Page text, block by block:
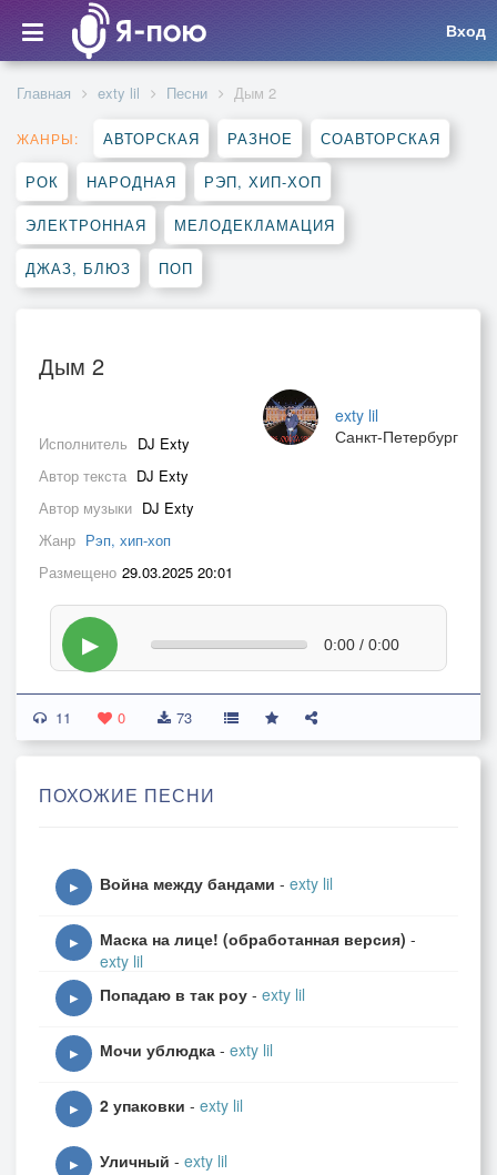
Вход
Главная exty lil Песни Дым 2
ЖАНРЫ: АВТОРСКАЯ РАЗНОЕ СОАВТОРСКАЯ
РОК НАРОДНАЯ РЭП, ХИП-ХОП
ЭЛЕКТРОННАЯ МЕЛОДЕКЛАМАЦИЯ
ДЖАЗ, БЛЮЗ ПОП
Дым 2
exty lil
Санкт-Петербург
Исполнитель DJ Exty
Автор текста DJ Exty
Автор музыки DJ Exty
Жанр Рэп, хип-хоп
Размещено 29.03.2025 20:01
▶ 0:00 / 0:00
11 0 73
ПОХОЖИЕ ПЕСНИ
▶ Война между бандами - exty lil
▶ Маска на лице! (обработанная версия) -
exty lil
▶ Попадаю в так роу - exty lil
▶ Мочи ублюдка - exty lil
▶ 2 упаковки - exty lil
▶ Уличный - exty lil